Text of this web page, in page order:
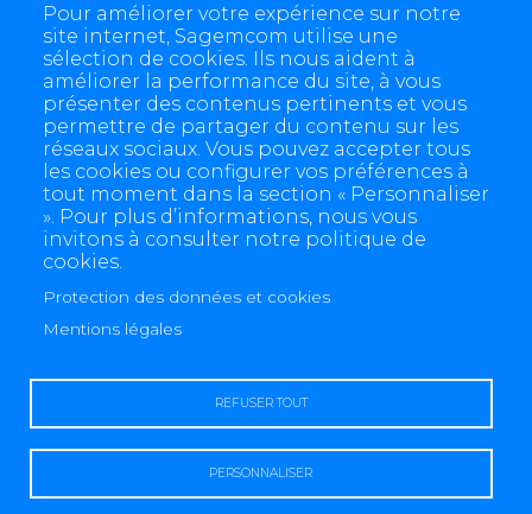
Pour améliorer votre expérience sur notre
site internet, Sagemcom utilise une
sélection de cookies. Ils nous aident à
améliorer la performance du site, à vous
présenter des contenus pertinents et vous
permettre de partager du contenu sur les
réseaux sociaux. Vous pouvez accepter tous
les cookies ou configurer vos préférences à
tout moment dans la section « Personnaliser
». Pour plus d’informations, nous vous
invitons à consulter notre politique de
cookies.
Protection des données et cookies
Mentions légales
REFUSER TOUT
PERSONNALISER
4 allée des Messageries, 92270 Bois-Colombes, France
+(33) 1 57 61 10 00
Mention légale Protection des données et cookies
Contactez-nous